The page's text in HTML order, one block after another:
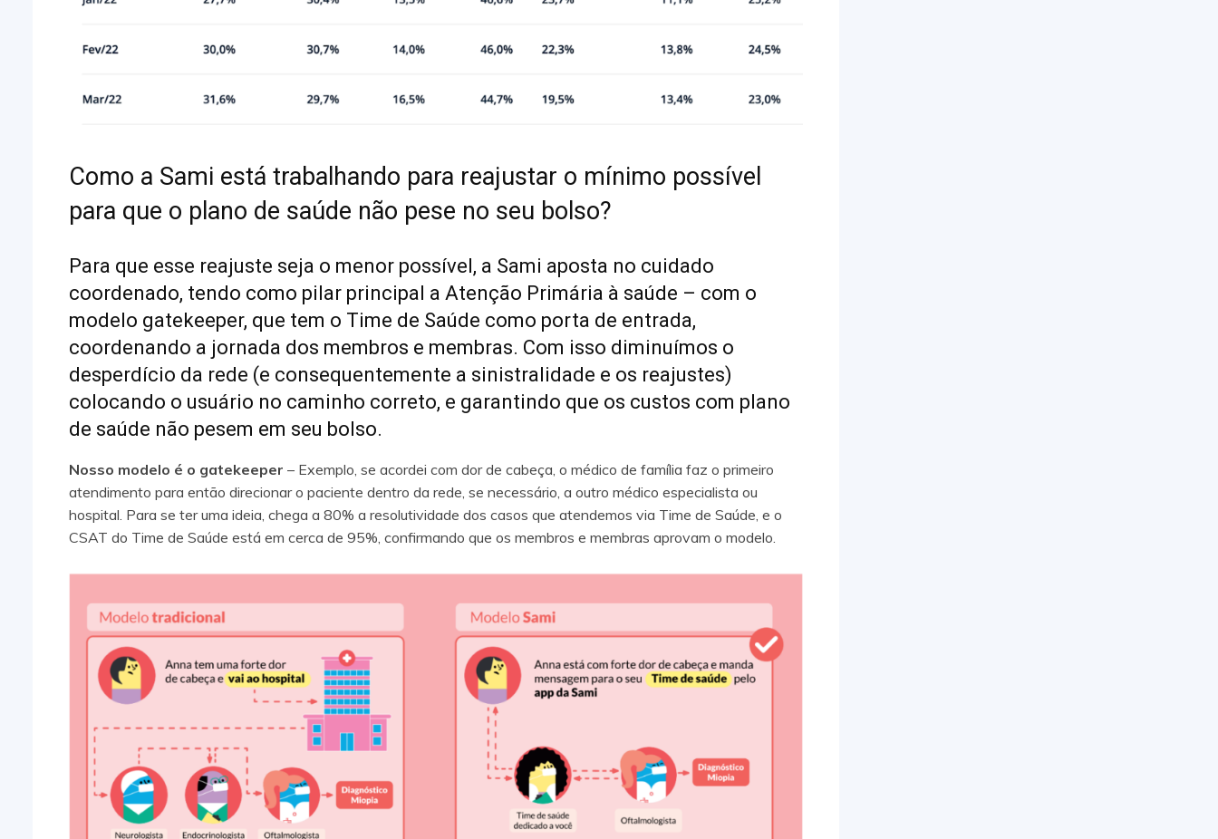
Como a Sami está trabalhando para reajustar o mínimo possível
para que o plano de saúde não pese no seu bolso?
Para que esse reajuste seja o menor possível, a Sami aposta no cuidado
coordenado, tendo como pilar principal a Atenção Primária à saúde – com o
modelo gatekeeper, que tem o Time de Saúde como porta de entrada,
coordenando a jornada dos membros e membras. Com isso diminuímos o
desperdício da rede (e consequentemente a sinistralidade e os reajustes)
colocando o usuário no caminho correto, e garantindo que os custos com plano
de saúde não pesem em seu bolso.
Nosso modelo é o gatekeeper – Exemplo, se acordei com dor de cabeça, o médico de família faz o primeiro
atendimento para então direcionar o paciente dentro da rede, se necessário, a outro médico especialista ou
hospital. Para se ter uma ideia, chega a 80% a resolutividade dos casos que atendemos via Time de Saúde, e o
CSAT do Time de Saúde está em cerca de 95%, confirmando que os membros e membras aprovam o modelo.